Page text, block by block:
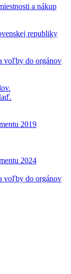
a nákup
republiky
voľby do orgánov
2019
2024
voľby do orgánov